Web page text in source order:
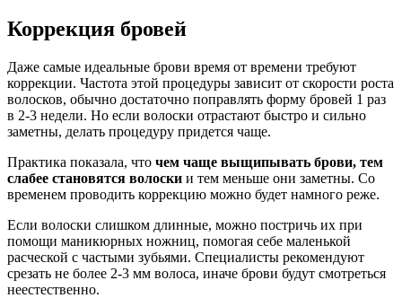
Коррекция бровей
Даже самые идеальные брови время от времени требуют
коррекции. Частота этой процедуры зависит от скорости роста
волосков, обычно достаточно поправлять форму бровей 1 раз
в 2-3 недели. Но если волоски отрастают быстро и сильно
заметны, делать процедуру придется чаще.
Практика показала, что чем чаще выщипывать брови, тем
слабее становятся волоски и тем меньше они заметны. Со
временем проводить коррекцию можно будет намного реже.
Если волоски слишком длинные, можно постричь их при
помощи маникюрных ножниц, помогая себе маленькой
расческой с частыми зубьями. Специалисты рекомендуют
срезать не более 2-3 мм волоса, иначе брови будут смотреться
неестественно.